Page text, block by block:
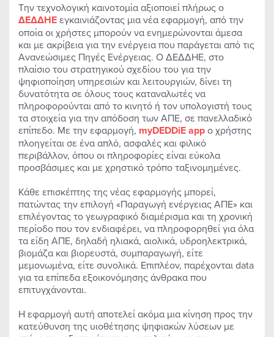
Την τεχνολογική καινοτομία αξιοποιεί πλήρως ο
ΔΕΔΔΗΕεγκαινιάζοντας μια νέα εφαρμογή, από την
οποία οι χρήστες μπορούν να ενημερώνονται άμεσα
και με ακρίβεια για την ενέργεια που παράγεται από τις
Ανανεώσιμες Πηγές Ενέργειας. Ο ΔΕΔΔΗΕ, στο
πλαίσιο του στρατηγικού σχεδίου του για την
ψηφιοποίηση υπηρεσιών και λειτουργιών, δίνει τη
δυνατότητα σε όλους τους καταναλωτές να
πληροφορούνται από το κινητό ή τον υπολογιστή τους
τα στοιχεία για την απόδοση των ΑΠΕ, σε πανελλαδικό
επίπεδο. Με την εφαρμογή, myDEDDiEappο χρήστης
πλοηγείται σε ένα απλό, ασφαλές και φιλικό
περιβάλλον, όπου οι πληροφορίες είναι εύκολα
προσβάσιμες και με χρηστικό τρόπο ταξινομημένες.
Κάθε επισκέπτης της νέας εφαρμογής μπορεί,
πατώντας την επιλογή «Παραγωγή ενέργειας ΑΠΕ» και
επιλέγοντας το γεωγραφικό διαμέρισμα και τη χρονική
περίοδο που τον ενδιαφέρει, να πληροφορηθεί για όλα
τα είδη ΑΠΕ, δηλαδή ηλιακά, αιολικά, υδροηλεκτρικά,
βιομάζα και βιορευστά, συμπαραγωγή, είτε
μεμονωμένα, είτε συνολικά. Επιπλέον, παρέχονται data
για τα επίπεδα εξοικονόμησης άνθρακα που
επιτυγχάνονται.
Η εφαρμογή αυτή αποτελεί ακόμα μια κίνηση προς την
κατεύθυνση της υιοθέτησης ψηφιακών λύσεων με